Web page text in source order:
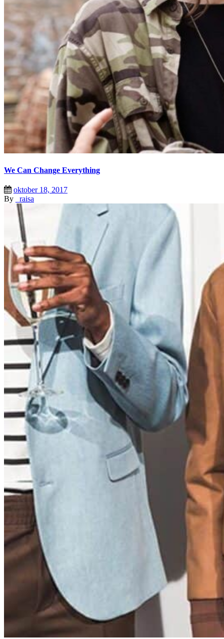
We Can Change Everything
oktober 18, 2017
By
_raisa